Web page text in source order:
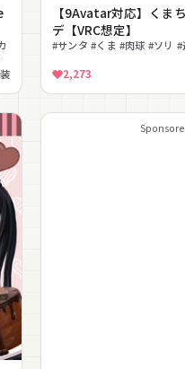
【9Avatar対応】くま
デ【VRC想定】
#サンタ #くま #肉球 #ソリ #
2,273